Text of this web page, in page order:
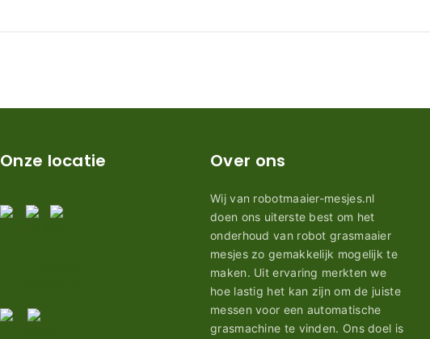
Onze locatie Over ons
Wij van robotmaaier-mesjes.nl
doen ons uiterste best om het
onderhoud van robot grasmaaier
mesjes zo gemakkelijk mogelijk te
maken. Uit ervaring merkten we
hoe lastig het kan zijn om de juiste
messen voor een automatische
grasmachine te vinden. Ons doel is